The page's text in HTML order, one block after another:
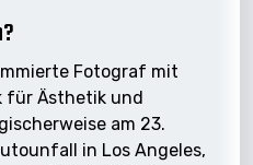
Fotograf mit
für Ästhetik und
am 23.
in Los Angeles,